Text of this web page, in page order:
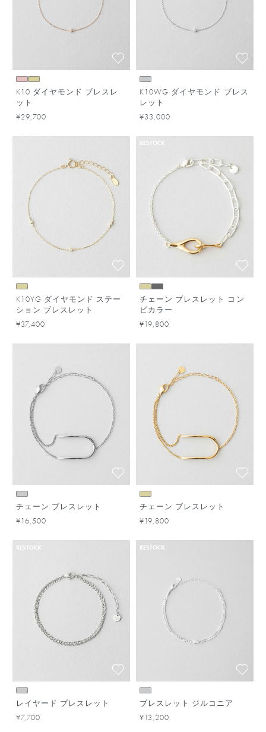
K10 ダイヤモンド ブレスレ
ット
¥29,700
K10WG ダイヤモンド ブレス
レット
¥33,000
K10YG ダイヤモンド ステー
ション ブレスレット
¥37,400
RESTOCK
チェーン ブレスレット コン
ビカラー
¥19,800
チェーン ブレスレット
¥16,500
チェーン ブレスレット
¥19,800
RESTOCK
レイヤード ブレスレット
¥7,700
RESTOCK
ブレスレット ジルコニア
¥13,200